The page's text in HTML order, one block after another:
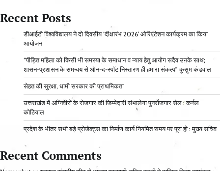
Recent Posts
डीआईटी विश्वविद्यालय ने दो दिवसीय ‘दीक्षारंभ 2026’ ओरिएंटेशन कार्यक्रम का किया
आयोजन
“पीड़ित महिला को किसी भी समस्या के समाधान व न्याय हेतु आयोग सदैव उनके साथ;
शासन-प्रशासन के समन्वय से ऑन-द-स्पॉट निस्तारण ही हमारा संकल्प” कुसुम कंडवाल
सेहत की सुरक्षा, धामी सरकार की प्राथमिकता
उत्तराखंड में अग्निवीरों के रोजगार की जिम्मेदारी संभालेगा पुनर्रोजगार सेल : कर्नल
कोठियाल
प्रदेश के भीतर सभी बड़े प्रोजेक्ट्स का निर्माण कार्य नियमित समय पर पूरा हो : मुख्य सचिव
Recent Comments